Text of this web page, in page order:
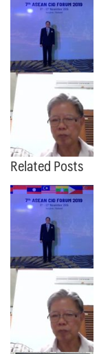
Related Posts